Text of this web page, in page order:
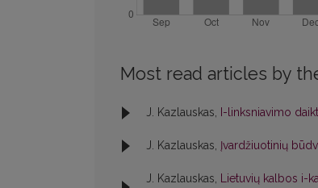
Most read articles by
J. Kazlauskas, I-linksniavimo
J. Kazlauskas, Įvardžiuotinių
J. Kazlauskas, Lietuvių kalbos i-